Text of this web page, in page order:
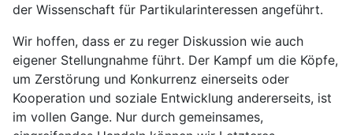
der Wissenschaft für Partikularinteressen angeführt.
Wir hoffen, dass er zu reger Diskussion wie auch
eigener Stellungnahme führt. Der Kampf um die Köpfe,
um Zerstörung und Konkurrenz einerseits oder
Kooperation und soziale Entwicklung andererseits, ist
im vollen Gange. Nur durch gemeinsames,